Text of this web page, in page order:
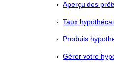
Aperçu des
Taux
Produits
Gérer votre